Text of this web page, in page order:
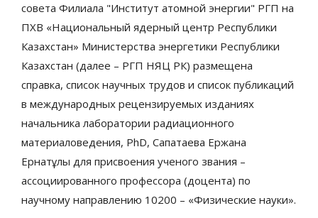
совета Филиала "Институт атомной энергии" РГП на
ПХВ «Национальный ядерный центр Республики
Казахстан» Министерства энергетики Республики
Казахстан (далее – РГП НЯЦ РК) размещена
справка, список научных трудов и список публикаций
в международных рецензируемых изданиях
начальника лаборатории радиационного
материаловедения, PhD, Сапатаева Ержана
Ернатұлы для присвоения ученого звания –
ассоциированного профессора (доцента) по
научному направлению 10200 – «Физические науки».